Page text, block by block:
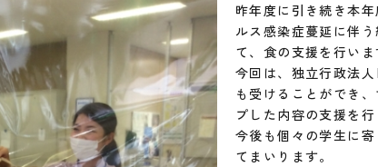
昨年度に引き続き本
ルス感染症蔓延に伴
て、食の支援を行い
今回は、独立行政法
も受けることができ
プした内容の支援を
今後も個々の学生に
てまいります。